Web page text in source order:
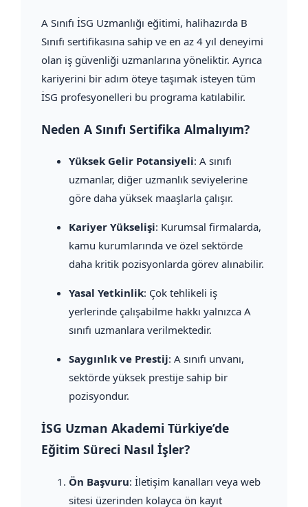
A Sınıfı İSG Uzmanlığı eğitimi, halihazırda B
Sınıfı sertifikasına sahip ve en az 4 yıl deneyimi
olan iş güvenliği uzmanlarına yöneliktir. Ayrıca
kariyerini bir adım öteye taşımak isteyen tüm
İSG profesyonelleri bu programa katılabilir.
Neden A Sınıfı Sertifika Almalıyım?
Yüksek Gelir Potansiyeli: A sınıfı
uzmanlar, diğer uzmanlık seviyelerine
göre daha yüksek maaşlarla çalışır.
Kariyer Yükselişi: Kurumsal firmalarda,
kamu kurumlarında ve özel sektörde
daha kritik pozisyonlarda görev alınabilir.
Yasal Yetkinlik: Çok tehlikeli iş
yerlerinde çalışabilme hakkı yalnızca A
sınıfı uzmanlara verilmektedir.
Saygınlık ve Prestij: A sınıfı unvanı,
sektörde yüksek prestije sahip bir
pozisyondur.
İSG Uzman Akademi Türkiye’de
Eğitim Süreci Nasıl İşler?
Ön Başvuru: İletişim kanalları veya web
sitesi üzerinden kolayca ön kayıt